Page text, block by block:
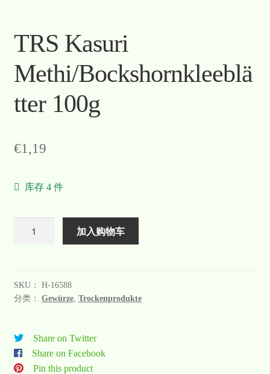
TRS Kasuri
Methi/Bockshornkleeblä
tter 100g
€1,19
库存 4 件
加入购物车
SKU： H-16588
分类： Gewürze, Trockenprodukte
Share on Twitter
Share on Facebook
Pin this product